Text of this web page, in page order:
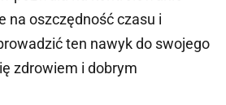
na oszczędność czasu i
ten nawyk do swojego
zdrowiem i dobrym